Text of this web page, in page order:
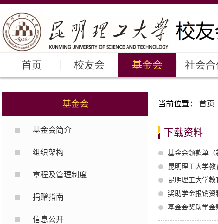
首页 校友会 基金会 社会合
基金会
基金会简介
组织架构
章程及管理制度
捐赠指南
信息公开
当前位置： 首页
下载资料
基金会领款单（
昆明理工大学
昆明理工大学
奖助学金报销资
基金会奖助学金